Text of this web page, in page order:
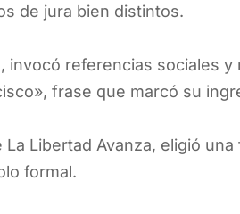
de jura bien distintos.
invocó referencias sociales y
frase que marcó su
Libertad Avanza, eligió
formal.